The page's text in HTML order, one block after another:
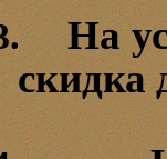
На
скидка